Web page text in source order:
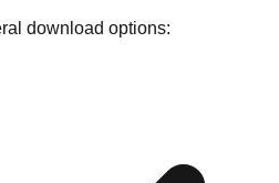
download options: